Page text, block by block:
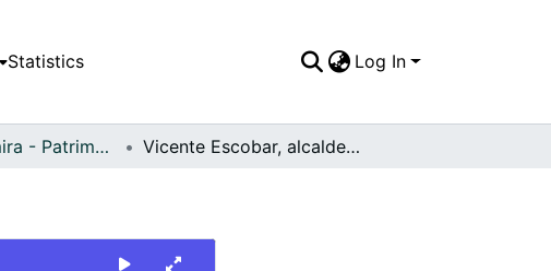
Statistics Log In
FFDO - Palmira - Patrimonial Vicente Escobar, alcalde de Palmira.